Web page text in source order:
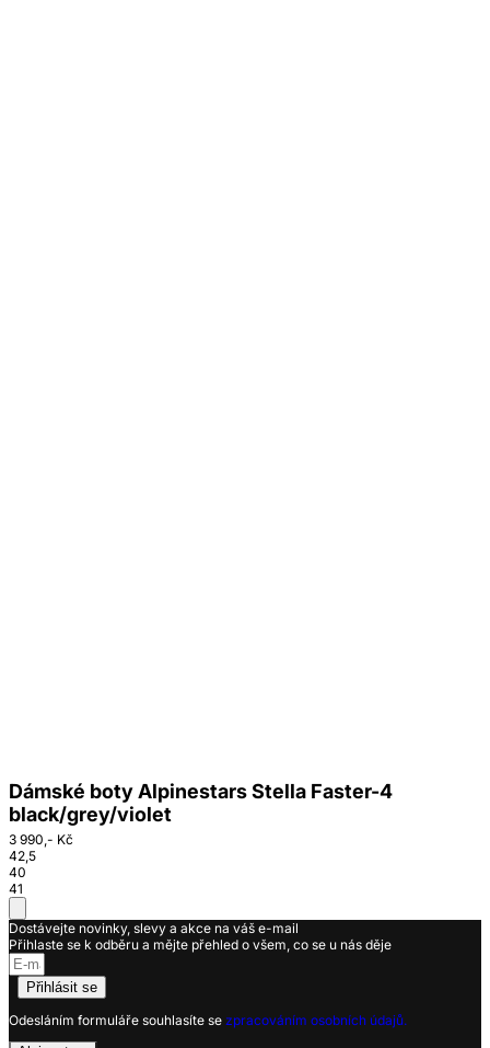
Dámské boty Alpinestars Stella Faster-4
black/grey/violet
3 990,- Kč
42,5
40
41
Dostávejte novinky, slevy a akce na váš e-mail
Přihlaste se k odběru a mějte přehled o všem, co se u nás děje
Přihlásit se
Odesláním formuláře souhlasíte se zpracováním osobních údajů.